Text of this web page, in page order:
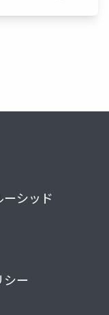
シッド
シー